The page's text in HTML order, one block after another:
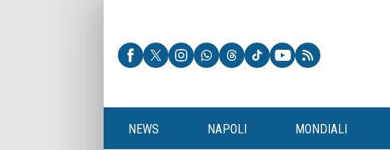
NEWS NAPOLI MONDIALI